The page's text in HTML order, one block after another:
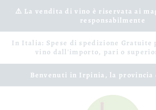
Vai
direttamente
⚠️ La vendita di vino è riservata ai
responsabilmente
In Italia: Spese di spedizione Gratuite
vino dall'importo, pari o
Benvenuti in Irpinia, la provincia